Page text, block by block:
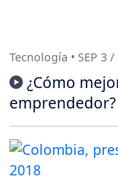
Tecnología • SEP 3 /
¿Cómo
emprendedor?